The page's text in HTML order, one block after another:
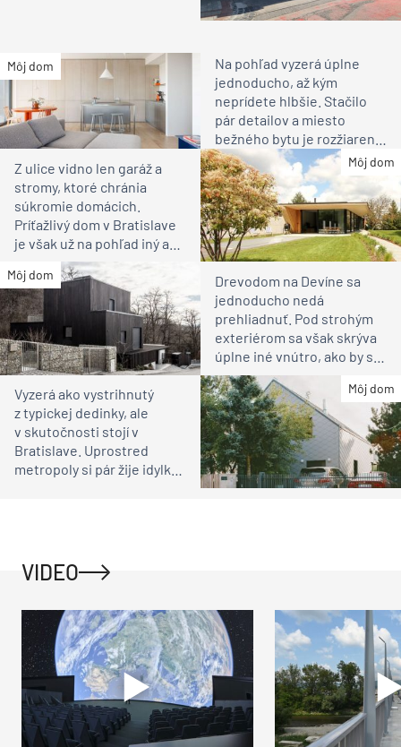
Môj dom
Na pohľad vyzerá úplne
jednoducho, až kým
neprídete hlbšie. Stačilo
pár detailov a miesto
bežného bytu je rozžiarené
bývanie pre rodinu
Môj dom
Z ulice vidno len garáž a
stromy, ktoré chránia
súkromie domácich.
Príťažlivý dom v Bratislave
je však už na pohľad iný ako
susedia
Môj dom
Drevodom na Devíne sa
jednoducho nedá
prehliadnuť. Pod strohým
exteriérom sa však skrýva
úplne iné vnútro, ako by ste
čakali
Môj dom
Vyzerá ako vystrihnutý
z typickej dedinky, ale
v skutočnosti stojí v
Bratislave. Uprostred
metropoly si pár žije idylku
VIDEO